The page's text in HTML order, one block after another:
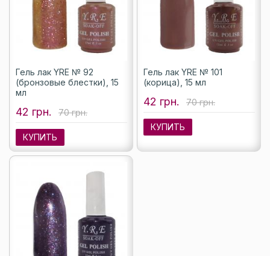
Гель лак YRE № 92
(бронзовые блестки), 15
мл
42 грн. 70 грн.
КУПИТЬ
Гель лак YRE № 101
(корица), 15 мл
42 грн. 70 грн.
КУПИТЬ